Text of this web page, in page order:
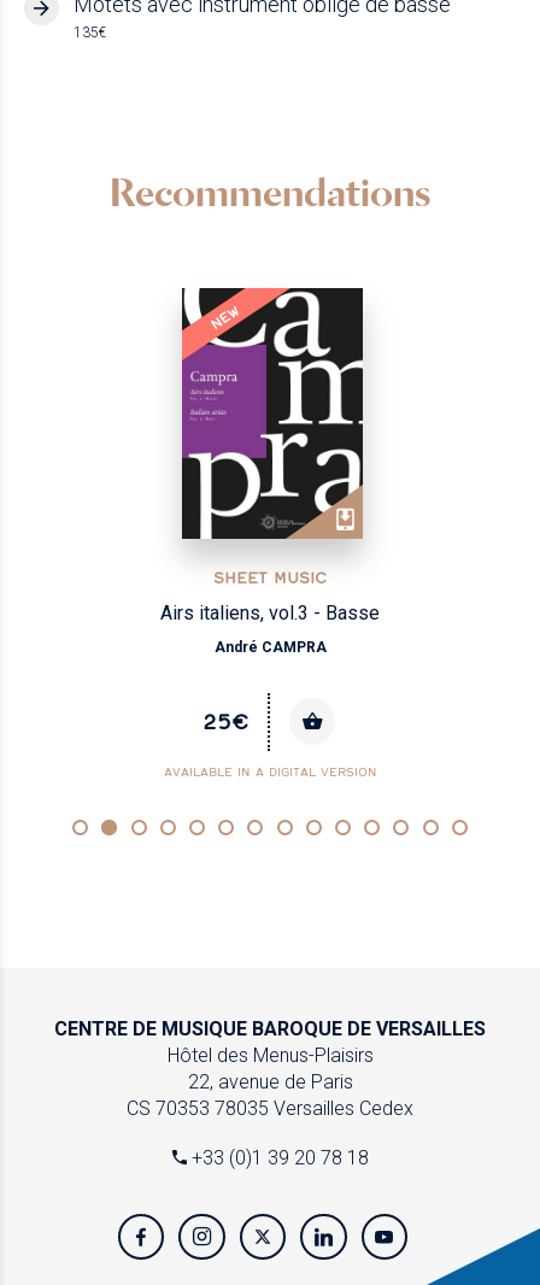
135€
Recommendations
NEW
SHEET MUSIC
Airs italiens, vol.3 - Basse
André CAMPRA
25€
AVAILABLE IN A DIGITAL VERSION
CENTRE DE MUSIQUE BAROQUE DE VERSAILLES
Hôtel des Menus-Plaisirs
22, avenue de Paris
CS 70353 78035 Versailles Cedex
+33 (0)1 39 20 78 18